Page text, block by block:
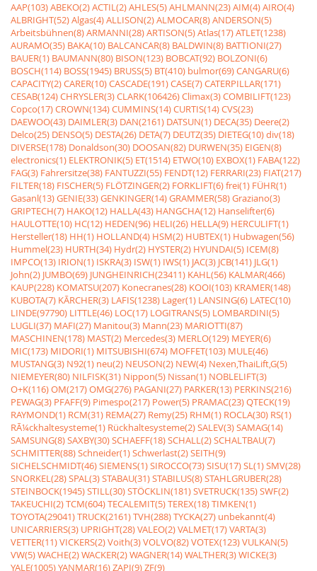
AAP(103)ABEKO(2)ACTIL(2)AHLES(5)AHLMANN(23)AIM(4)AIRO(4)
ALBRIGHT(52)Algas(4)ALLISON(2)ALMOCAR(8)ANDERSON(5)
Arbeitsbühnen(8)ARMANNI(28)ARTISON(5)Atlas(17)ATLET(1238)
AURAMO(35) BAKA(10) BALCANCAR(8) BALDWIN(8) BATTIONI(27)
BAUER(1) BAUMANN(80) BISON(123) BOBCAT(92) BOLZONI(6)
BOSCH(114) BOSS(1945) BRUSS(5) BT(410) bulmor(69)CANGARU(6)
CAPACITY(2)CARER(10)CASCADE(191)CASE(7)CATERPILLAR(171)
CESAB(124)CHRYSLER(3)CLARK(106426)Climax(3)COMBILIFT(123)
Copco(17)CROWN(134)CUMMINS(14)CURTIS(14)CVS(23)
DAEWOO(43) DAIMLER(3) DAN(2161) DATSUN(1) DECA(35) Deere(2)
Delco(25) DENSO(5) DESTA(26) DETA(7) DEUTZ(35) DIETEG(10)div(18)
DIVERSE(178) Donaldson(30) DOOSAN(82) DURWEN(35) EIGEN(8)
electronics(1) ELEKTRONIK(5) ET(1514) ETWO(10) EXBOX(1) FABA(122)
FAG(3) Fahrersitze(38) FANTUZZI(55) FENDT(12) FERRARI(23) FIAT(217)
FILTER(18) FISCHER(5) FLÖTZINGER(2) FORKLIFT(6)frei(1) FÜHR(1)
Gasanl(13)GENIE(33)GENKINGER(14)GRAMMER(58)Graziano(3)
GRIPTECH(7) HAKO(12) HALLA(43) HANGCHA(12) Hanselifter(6)
HAULOTTE(10) HC(12) HEDEN(96) HELI(26) HELLA(9) HERCULIFT(1)
Hersteller(18) HH(1) HOLLAND(4) HSM(2) HUBTEX(1) Hubwagen(56)
Hummel(23) HURTH(34) Hydr(2) HYSTER(2) HYUNDAI(5) ICEM(8)
IMPCO(13) IRION(1) ISKRA(3) ISW(1) IWS(1) JAC(3) JCB(141) JLG(1)
John(2) JUMBO(69) JUNGHEINRICH(23411) KAHL(56) KALMAR(466)
KAUP(228) KOMATSU(207) Konecranes(28) KOOI(103) KRAMER(148)
KUBOTA(7) KÃRCHER(3) LAFIS(1238) Lager(1) LANSING(6) LATEC(10)
LINDE(97790) LITTLE(46) LOC(17) LOGITRANS(5) LOMBARDINI(5)
LUGLI(37) MAFI(27) Manitou(3) Mann(23) MARIOTTI(87)
MASCHINEN(178) MAST(2) Mercedes(3) MERLO(129) MEYER(6)
MIC(173) MIDORI(1) MITSUBISHI(674) MOFFET(103) MULE(46)
MUSTANG(3) N92(1) neu(2) NEUSON(2) NEW(4) Nexen,ThaiLift,G(5)
NIEMEYER(80) NILFISK(31) Nippon(5) Nissan(1) NOBLELIFT(3)
O+K(116)OM(217)OMG(276) PAGANI(27) PARKER(13) PERKINS(216)
PEWAG(3) PFAFF(9) Pimespo(217) Power(5) PRAMAC(23)QTECK(19)
RAYMOND(1) RCM(31) REMA(27) Remy(25) RHM(1) ROCLA(30) RS(1)
RÃ¼ckhaltesysteme(1) Rückhaltesysteme(2)SALEV(3)SAMAG(14)
SAMSUNG(8)SAXBY(30)SCHAEFF(18)SCHALL(2)SCHALTBAU(7)
SCHMITTER(88)Schneider(1)Schwerlast(2)SEITH(9)
SICHELSCHMIDT(46)SIEMENS(1)SIROCCO(73)SISU(17)SL(1)SMV(28)
SNORKEL(28)SPAL(3)STABAU(31)STABILUS(8)STAHLGRUBER(28)
STEINBOCK(1945)STILL(30)STÖCKLIN(181)SVETRUCK(135)SWF(2)
TAKEUCHI(2)TCM(604)TECALEMIT(5)TEREX(18)TIMKEN(1)
TOYOTA(29041)TRUCK(2161)TVH(288)TYCKA(27) unbekannt(4)
UNICARRIERS(3) UPRIGHT(28)VALEO(2)VALMET(17)VARTA(3)
VETTER(11)VICKERS(2)Voith(3)VOLVO(82)VOTEX(123)VULKAN(5)
VW(5)WACHE(2)WACKER(2)WAGNER(14)WALTHER(3)WICKE(3)
YALE(1005)YANMAR(16)ZAPI(9)ZF(9)